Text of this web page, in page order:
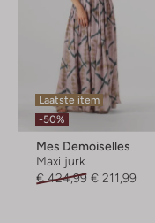
Laatste item
-50%
Mes Demoiselles
Maxi jurk
€ 424,99 € 211,99